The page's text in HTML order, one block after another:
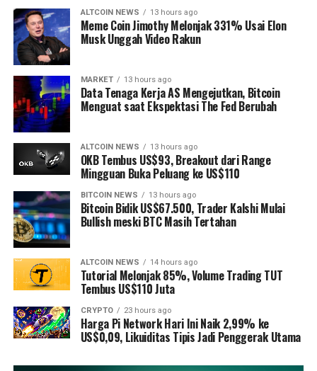
ALTCOIN NEWS 13 hours ago
Meme Coin Jimothy Melonjak 331% Usai Elon
Musk Unggah Video Rakun
MARKET 13 hours ago
Data Tenaga Kerja AS Mengejutkan, Bitcoin
Menguat saat Ekspektasi The Fed Berubah
ALTCOIN NEWS 13 hours ago
OKB Tembus US$93, Breakout dari Range
Mingguan Buka Peluang ke US$110
BITCOIN NEWS 13 hours ago
Bitcoin Bidik US$67.500, Trader Kalshi Mulai
Bullish meski BTC Masih Tertahan
ALTCOIN NEWS 14 hours ago
Tutorial Melonjak 85%, Volume Trading TUT
Tembus US$110 Juta
CRYPTO 23 hours ago
Harga Pi Network Hari Ini Naik 2,99% ke
US$0,09, Likuiditas Tipis Jadi Penggerak Utama